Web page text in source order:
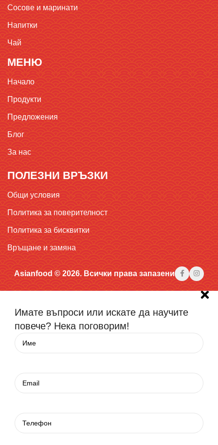
Сосове и маринати
Напитки
Чай
МЕНЮ
Начало
Продукти
Предложения
Блог
За нас
ПОЛЕЗНИ ВРЪЗКИ
Общи условия
Политика за поверителност
Политика за бисквитки
Връщане и замяна
Asianfood © 2026. Всички права запазени
Имате въпроси или искате да научите
повече? Нека поговорим!